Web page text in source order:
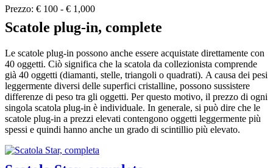
Prezzo: € 100 - € 1,000
Scatole plug-in, complete
Le scatole plug-in possono anche essere acquistate direttamente con
40 oggetti. Ciò significa che la scatola da collezionista comprende
già 40 oggetti (diamanti, stelle, triangoli o quadrati). A causa dei pesi
leggermente diversi delle superfici cristalline, possono sussistere
differenze di peso tra gli oggetti. Per questo motivo, il prezzo di ogni
singola scatola plug-in è individuale. In generale, si può dire che le
scatole plug-in a prezzi elevati contengono oggetti leggermente più
spessi e quindi hanno anche un grado di scintillio più elevato.